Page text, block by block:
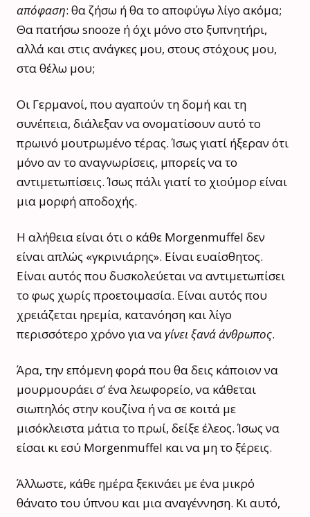
απόφαση: θα ζήσω ή θα το αποφύγω λίγο ακόμα;
Θα πατήσω snooze ή όχι μόνο στο ξυπνητήρι,
αλλά και στις ανάγκες μου, στους στόχους μου,
στα θέλω μου;
Οι Γερμανοί, που αγαπούν τη δομή και τη
συνέπεια, διάλεξαν να ονοματίσουν αυτό το
πρωινό μουτρωμένο τέρας. Ίσως γιατί ήξεραν ότι
μόνο αν το αναγνωρίσεις, μπορείς να το
αντιμετωπίσεις. Ίσως πάλι γιατί το χιούμορ είναι
μια μορφή αποδοχής.
Η αλήθεια είναι ότι ο κάθε Morgenmuffel δεν
είναι απλώς «γκρινιάρης». Είναι ευαίσθητος.
Είναι αυτός που δυσκολεύεται να αντιμετωπίσει
το φως χωρίς προετοιμασία. Είναι αυτός που
χρειάζεται ηρεμία, κατανόηση και λίγο
περισσότερο χρόνο για ναγίνει ξανά άνθρωπος.
Άρα, την επόμενη φορά που θα δεις κάποιον να
μουρμουράει σ’ ένα λεωφορείο, να κάθεται
σιωπηλός στην κουζίνα ή να σε κοιτά με
μισόκλειστα μάτια το πρωί, δείξε έλεος. Ίσως να
είσαι κι εσύ Morgenmuffel και να μη το ξέρεις.
Άλλωστε, κάθε ημέρα ξεκινάει με ένα μικρό
θάνατο του ύπνου και μια αναγέννηση. Κι αυτό,